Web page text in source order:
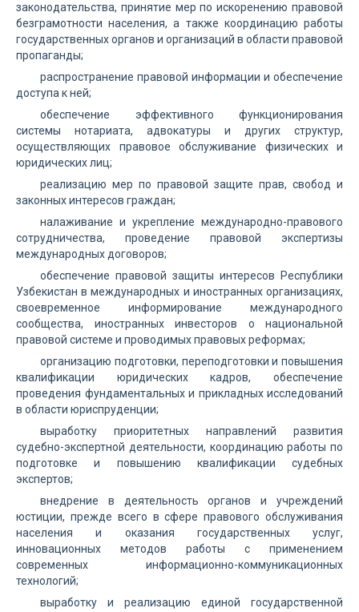
законодательства, принятие мер по искоренению правовой
безграмотности населения, а также координацию работы
государственных органов и организаций в области правовой
пропаганды;
распространение правовой информации и обеспечение
доступа к ней;
обеспечение эффективного функционирования
системы нотариата, адвокатуры и других структур,
осуществляющих правовое обслуживание физических и
юридических лиц;
реализацию мер по правовой защите прав, свобод и
законных интересов граждан;
налаживание и укрепление международно-правового
сотрудничества, проведение правовой экспертизы
международных договоров;
обеспечение правовой защиты интересов Республики
Узбекистан в международных и иностранных организациях,
своевременное информирование международного
сообщества, иностранных инвесторов о национальной
правовой системе и проводимых правовых реформах;
организацию подготовки, переподготовки и повышения
квалификации юридических кадров, обеспечение
проведения фундаментальных и прикладных исследований
в области юриспруденции;
выработку приоритетных направлений развития
судебно-экспертной деятельности, координацию работы по
подготовке и повышению квалификации судебных
экспертов;
внедрение в деятельность органов и учреждений
юстиции, прежде всего в сфере правового обслуживания
населения и оказания государственных услуг,
инновационных методов работы с применением
современных информационно-коммуникационных
технологий;
выработку и реализацию единой государственной